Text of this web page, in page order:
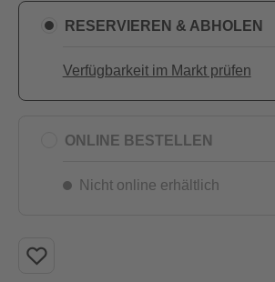
RESERVIEREN & ABHOLEN
Verfügbarkeit im Markt prüfen
ONLINE BESTELLEN
Nicht online erhältlich